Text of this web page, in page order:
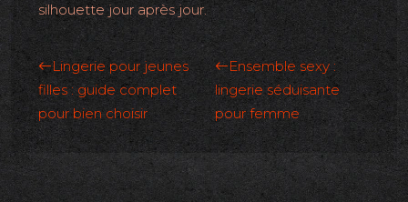
silhouette jour après jour.
Lingerie pour jeunes
filles : guide complet
pour bien choisir
Ensemble sexy :
lingerie séduisante
pour femme